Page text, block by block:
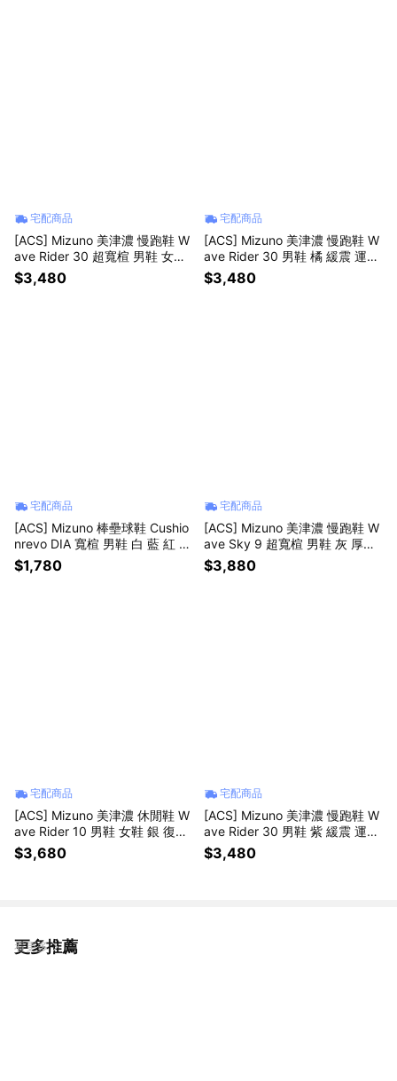
宅配商品
[ACS] Mizuno 美津濃 慢跑鞋 W
ave Rider 30 超寬楦 男鞋 女鞋
紫 緩震 運動鞋 J1GU2621-83
$3,480
宅配商品
[ACS] Mizuno 美津濃 慢跑鞋 W
ave Rider 30 男鞋 橘 緩震 運動
鞋 J1GM2620-52
$3,480
宅配商品
[ACS] Mizuno 棒壘球鞋 Cushio
nrevo DIA 寬楦 男鞋 白 藍 紅 支
撐 美津濃 11GP2560-14
$1,780
宅配商品
[ACS] Mizuno 美津濃 慢跑鞋 W
ave Sky 9 超寬楦 男鞋 灰 厚底
緩震 運動鞋 J1GC2511-61
$3,880
宅配商品
[ACS] Mizuno 美津濃 休閒鞋 W
ave Rider 10 男鞋 女鞋 銀 復古
慢跑 運動鞋 D1GA261D-06
$3,680
宅配商品
[ACS] Mizuno 美津濃 慢跑鞋 W
ave Rider 30 男鞋 紫 緩震 運動
鞋 J1GM2620-60
$3,480
更多推薦
看更多